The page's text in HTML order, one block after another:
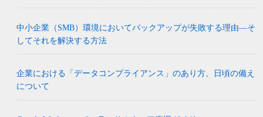
中小企業（SMB）環境においてバックアップが失敗する理由―そ
してそれを解決する方法
企業における「データコンプライアンス」のあり方、日頃の備え
について